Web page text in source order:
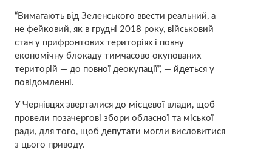
“Вимагають від Зеленського ввести реальний, а
не фейковий, як в грудні 2018 року, військовий
стан у прифронтових територіях і повну
економічну блокаду тимчасово окупованих
територій — до повної деокупації”, — йдеться у
повідомленні.
У Чернівцях зверталися до місцевої влади, щоб
провели позачергові збори обласної та міської
ради, для того, щоб депутати могли висловитися
з цього приводу.